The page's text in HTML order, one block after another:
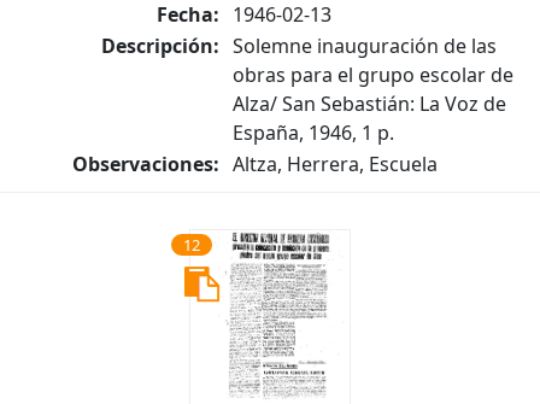
Fecha: 1946-02-13
Descripción: Solemne inauguración de las
obras para el grupo escolar de
Alza/ San Sebastián: La Voz de
España, 1946, 1 p.
Observaciones: Altza, Herrera, Escuela
12